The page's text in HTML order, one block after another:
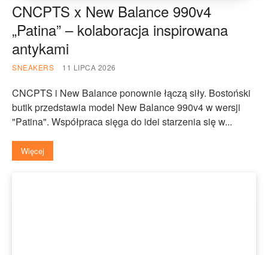
CNCPTS x New Balance 990v4
„Patina” – kolaboracja inspirowana
antykami
SNEAKERS 11 LIPCA 2026
CNCPTS i New Balance ponownie łączą siły. Bostoński
butik przedstawia model New Balance 990v4 w wersji
"Patina". Współpraca sięga do idei starzenia się w...
Więcej